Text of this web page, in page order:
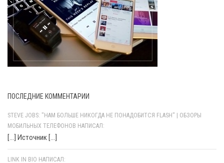
ПОСЛЕДНИЕ КОММЕНТАРИИ
STEVE JOBS: "НАМ БОЛЬШЕ НИКОГДА НЕ ПОНАДОБИТСЯ FLASH" | ОБЗОРЫ
МОБИЛЬНЫХ ТЕЛЕФОНОВ НАПИСАЛ:
[…] Источник […]
LINK IN BIO НАПИСАЛ: